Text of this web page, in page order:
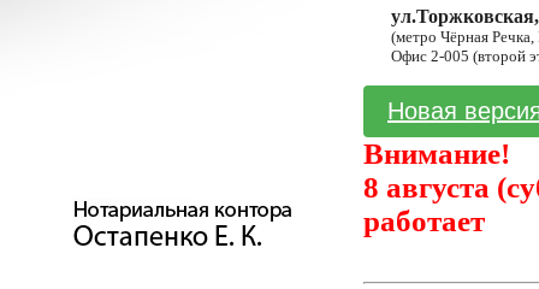
(метро Чёрная
Офис 2-005 (второй
Новая
Внимание!
8 августа
работает